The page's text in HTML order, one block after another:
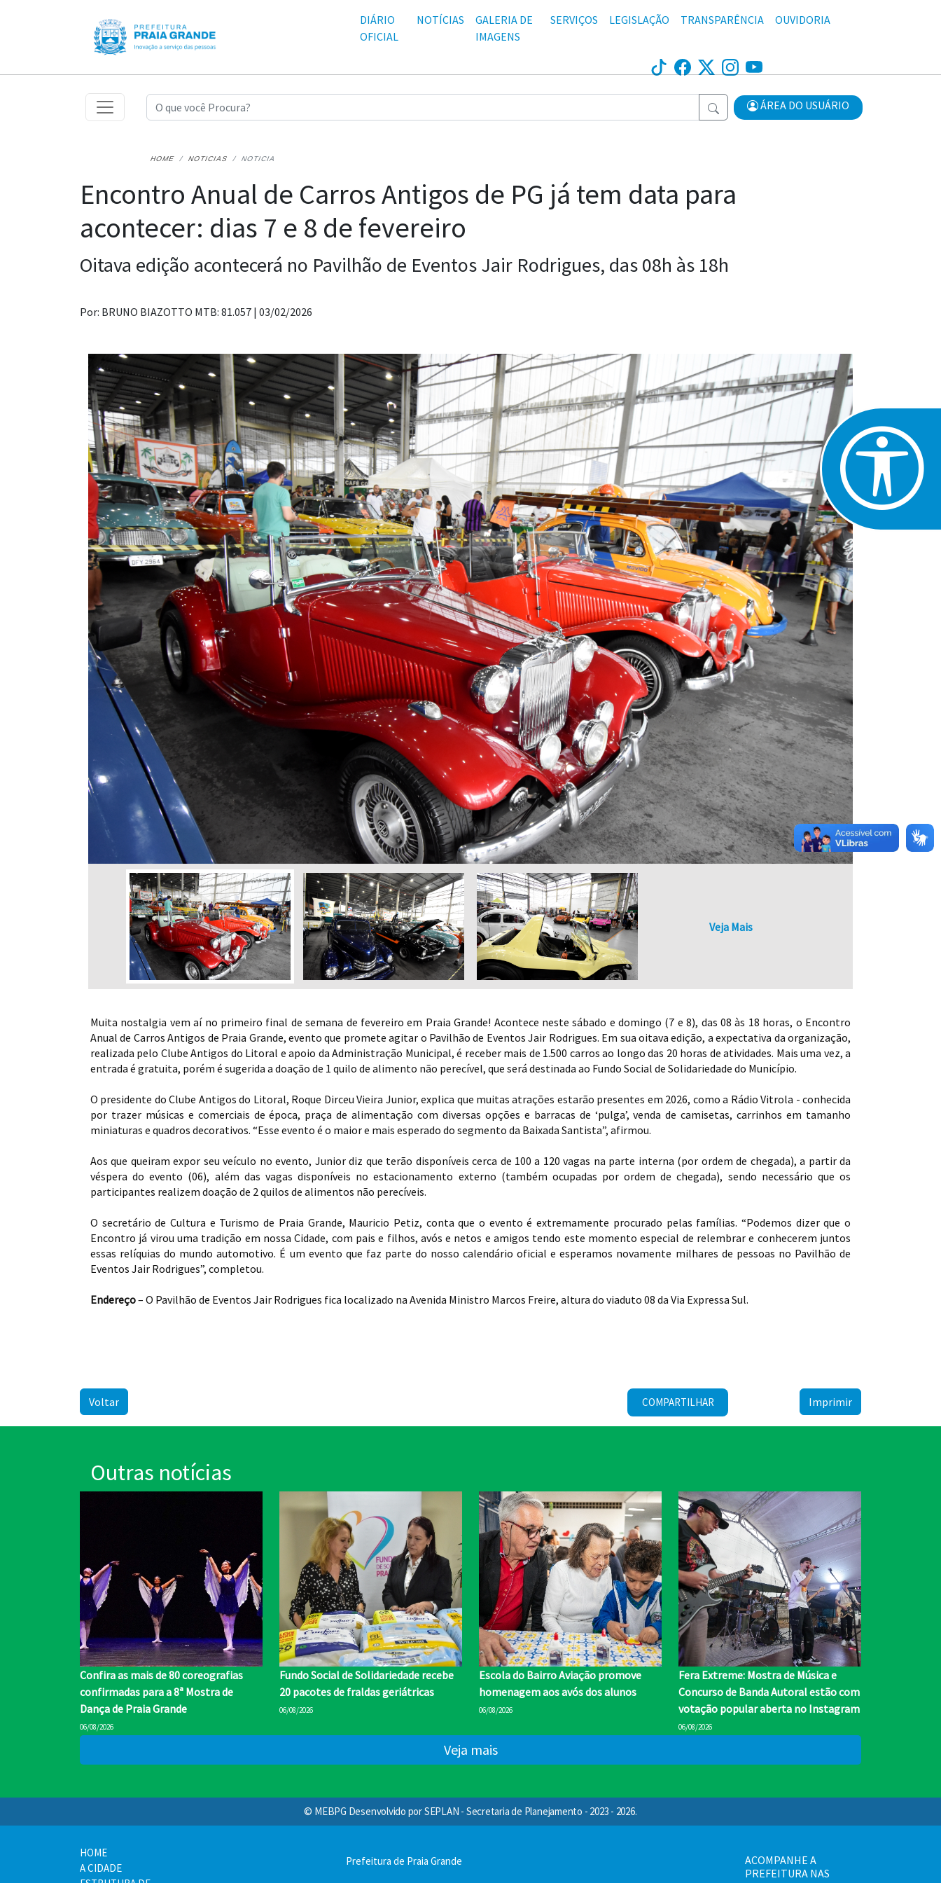
DIÁRIO
OFICIAL
NOTÍCIAS
GALERIA DE
IMAGENS
SERVIÇOS LEGISLAÇÃO TRANSPARÊNCIA OUVIDORIA
ÁREA DO USUÁRIO
HOME NOTICIAS NOTICIA
Encontro Anual de Carros Antigos de PG já tem data para
acontecer: dias 7 e 8 de fevereiro
Oitava edição acontecerá no Pavilhão de Eventos Jair Rodrigues, das 08h às 18h
Por: BRUNO BIAZOTTO MTB: 81.057 | 03/02/2026
Veja Mais
Muita nostalgia vem aí no primeiro final de semana de fevereiro em Praia Grande! Acontece neste sábado e domingo (7 e 8), das 08 às 18 horas, o Encontro
Anual de Carros Antigos de Praia Grande, evento que promete agitar o Pavilhão de Eventos Jair Rodrigues. Em sua oitava edição, a expectativa da organização,
realizada pelo Clube Antigos do Litoral e apoio da Administração Municipal, é receber mais de 1.500 carros ao longo das 20 horas de atividades. Mais uma vez, a
entrada é gratuita, porém é sugerida a doação de 1 quilo de alimento não perecível, que será destinada ao Fundo Social de Solidariedade do Município.
O presidente do Clube Antigos do Litoral, Roque Dirceu Vieira Junior, explica que muitas atrações estarão presentes em 2026, como a Rádio Vitrola - conhecida
por trazer músicas e comerciais de época, praça de alimentação com diversas opções e barracas de ‘pulga’, venda de camisetas, carrinhos em tamanho
miniaturas e quadros decorativos. “Esse evento é o maior e mais esperado do segmento da Baixada Santista”, afirmou.
Aos que queiram expor seu veículo no evento, Junior diz que terão disponíveis cerca de 100 a 120 vagas na parte interna (por ordem de chegada), a partir da
véspera do evento (06), além das vagas disponíveis no estacionamento externo (também ocupadas por ordem de chegada), sendo necessário que os
participantes realizem doação de 2 quilos de alimentos não perecíveis.
O secretário de Cultura e Turismo de Praia Grande, Mauricio Petiz, conta que o evento é extremamente procurado pelas famílias. “Podemos dizer que o
Encontro já virou uma tradição em nossa Cidade, com pais e filhos, avós e netos e amigos tendo este momento especial de relembrar e conhecerem juntos
essas relíquias do mundo automotivo. É um evento que faz parte do nosso calendário oficial e esperamos novamente milhares de pessoas no Pavilhão de
Eventos Jair Rodrigues”, completou.
Endereço– O Pavilhão de Eventos Jair Rodrigues fica localizado na Avenida Ministro Marcos Freire, altura do viaduto 08 da Via Expressa Sul.
Voltar COMPARTILHAR Imprimir
Outras notícias
Confira as mais de 80 coreografias
confirmadas para a 8ª Mostra de
Dança de Praia Grande
06/08/2026
Fundo Social de Solidariedade recebe
20 pacotes de fraldas geriátricas
06/08/2026
Escola do Bairro Aviação promove
homenagem aos avós dos alunos
06/08/2026
Fera Extreme: Mostra de Música e
Concurso de Banda Autoral estão com
votação popular aberta no Instagram
06/08/2026
Veja mais
© MEBPG Desenvolvido por SEPLAN - Secretaria de Planejamento - 2023 - 2026.
HOME
A CIDADE
Prefeitura de Praia Grande
ACOMPANHE A
PREFEITURA NAS